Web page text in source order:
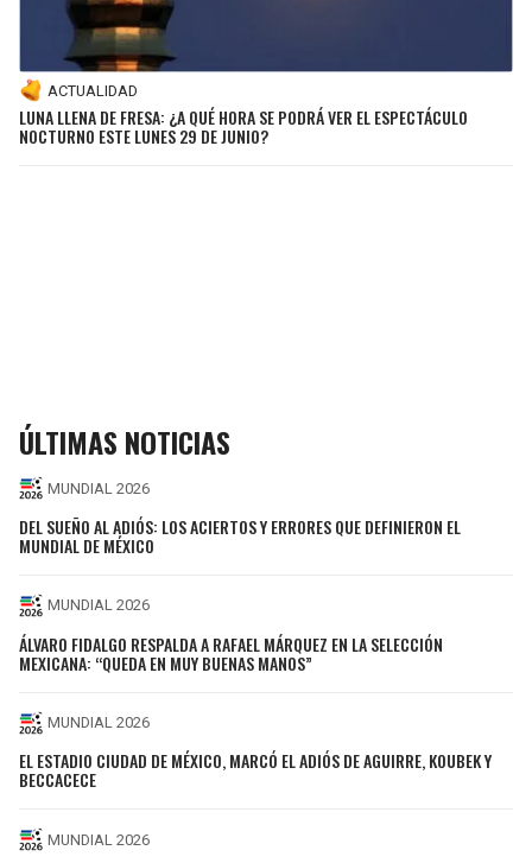
ACTUALIDAD
LUNA LLENA DE FRESA: ¿A QUÉ HORA SE PODRÁ VER EL ESPECTÁCULO
NOCTURNO ESTE LUNES 29 DE JUNIO?
ÚLTIMAS NOTICIAS
MUNDIAL 2026
DEL SUEÑO AL ADIÓS: LOS ACIERTOS Y ERRORES QUE DEFINIERON EL
MUNDIAL DE MÉXICO
MUNDIAL 2026
ÁLVARO FIDALGO RESPALDA A RAFAEL MÁRQUEZ EN LA SELECCIÓN
MEXICANA: “QUEDA EN MUY BUENAS MANOS”
MUNDIAL 2026
EL ESTADIO CIUDAD DE MÉXICO, MARCÓ EL ADIÓS DE AGUIRRE, KOUBEK Y
BECCACECE
MUNDIAL 2026